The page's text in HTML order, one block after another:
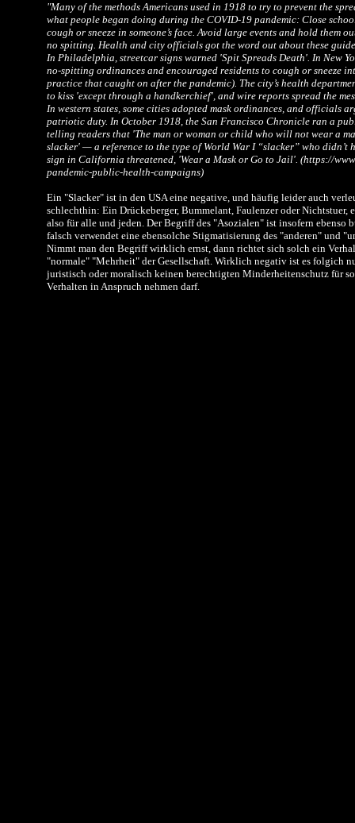
"Many of the methods Americans used in 1918 to try to prevent the
what people began doing during the COVID-19 pandemic: Close
cough or sneeze in someone’s face. Avoid large events and hold them
no spitting. Health and city officials got the word out about these
In Philadelphia, streetcar signs warned 'Spit Spreads Death'. In New
no-spitting ordinances and encouraged residents to cough or sneeze
practice that caught on after the pandemic). The city’s health
to kiss 'except through a handkerchief', and wire reports spread the
In western states, some cities adopted mask ordinances, and officials
patriotic duty. In October 1918, the San Francisco Chronicle ran a
telling readers that 'The man or woman or child who will not wear a
slacker' — a reference to the type of World War I “slacker” who didn’t
sign in California threatened, 'Wear a Mask or Go to Jail'. (https://
pandemic-public-health-campaigns)
Ein "Slacker" ist in den USA eine negative, und häufig leider auch
schlechthin: Ein Drückeberger, Bummelant, Faulenzer oder Nichtstuer,
also für alle und jeden. Der Begriff des "Asozialen" ist insofern ebenso
falsch verwendet eine ebensolche Stigmatisierung des "anderen" und
Nimmt man den Begriff wirklich ernst, dann richtet sich solch ein
"normale" "Mehrheit" der Gesellschaft. Wirklich negativ ist es folgich
juristisch oder moralisch keinen berechtigten Minderheitenschutz für
Verhalten in Anspruch nehmen darf.